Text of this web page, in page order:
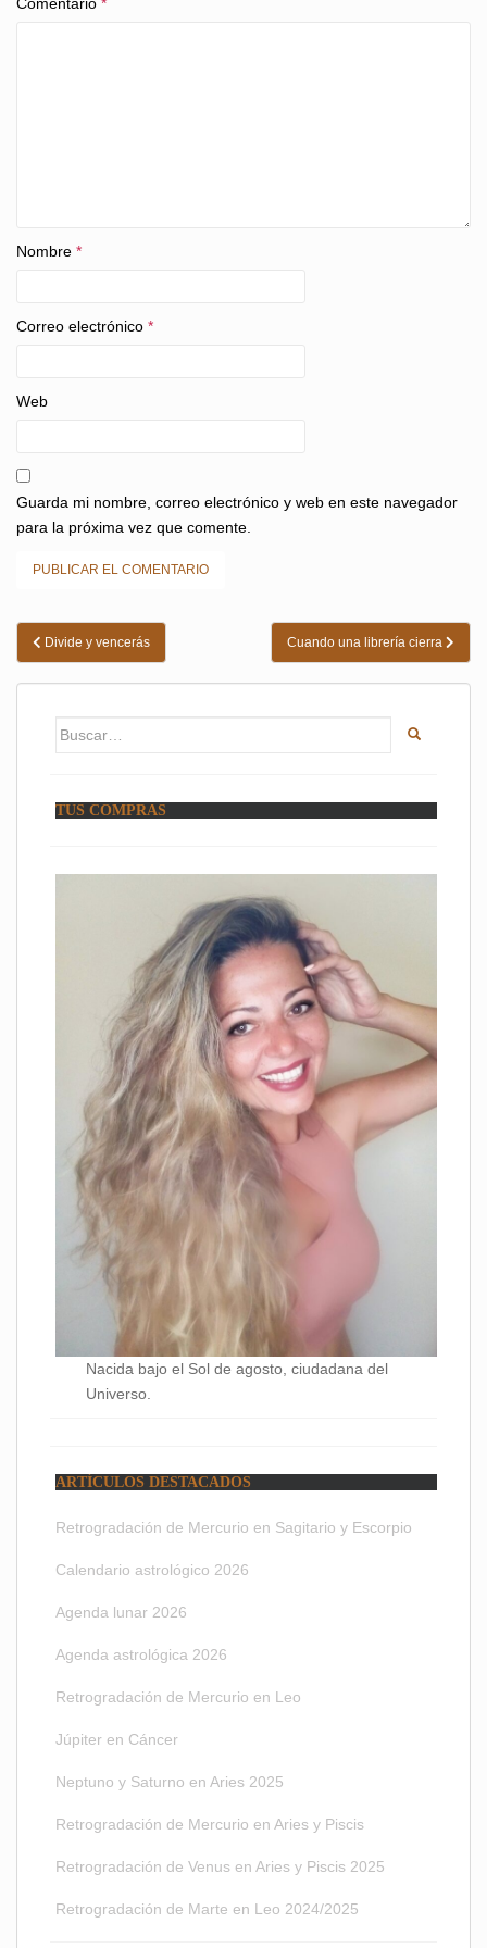
Comentario *
Nombre *
Correo electrónico *
Web
Guarda mi nombre, correo electrónico y web en este navegador
para la próxima vez que comente.
Navegación
de
entradas
Divide y vencerás Cuando una librería cierra
Buscar:
TUS COMPRAS
Nacida bajo el Sol de agosto, ciudadana del
Universo.
ARTÍCULOS DESTACADOS
Retrogradación de Mercurio en Sagitario y Escorpio
Calendario astrológico 2026
Agenda lunar 2026
Agenda astrológica 2026
Retrogradación de Mercurio en Leo
Júpiter en Cáncer
Neptuno y Saturno en Aries 2025
Retrogradación de Mercurio en Aries y Piscis
Retrogradación de Venus en Aries y Piscis 2025
Retrogradación de Marte en Leo 2024/2025